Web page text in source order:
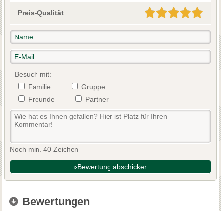
Preis-Qualität
Besuch mit:
Familie
Gruppe
Freunde
Partner
Noch min. 40 Zeichen
»Bewertung abschicken
Bewertungen